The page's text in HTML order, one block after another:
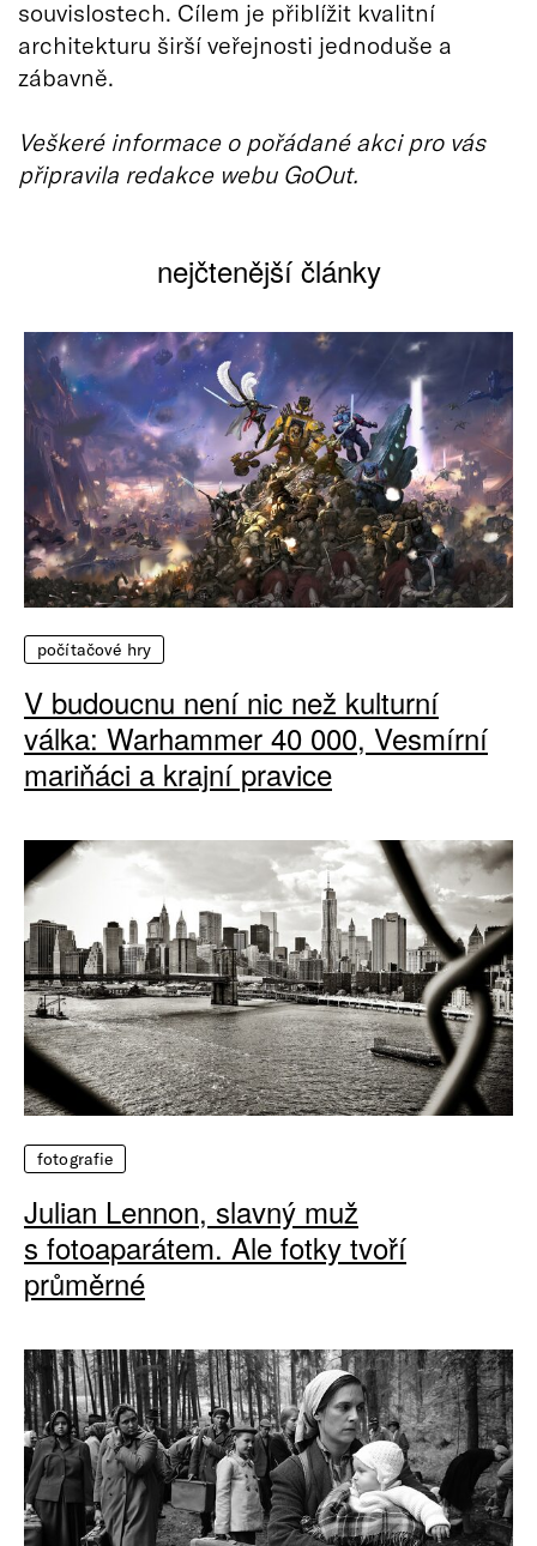
souvislostech. Cílem je přiblížit kvalitní
architekturu širší veřejnosti jednoduše a
zábavně.
Veškeré informace o pořádané akci pro vás
připravila redakce webu GoOut.
nejčtenější články
počítačové hry
V budoucnu není nic než kulturní
válka: Warhammer 40 000, Vesmírní
mariňáci a krajní pravice
fotografie
Julian Lennon, slavný muž
s fotoaparátem. Ale fotky tvoří
průměrné